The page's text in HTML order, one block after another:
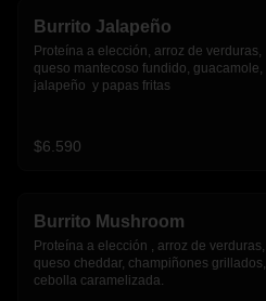
Burrito Jalapeño
Proteína a elección, arroz de verduras,
queso mantecoso fundido, guacamole,
jalapeño  y papas fritas
$6.590
Burrito Mushroom
Proteína a elección , arroz de verduras,
queso cheddar, champiñones grillados,
cebolla caramelizada.